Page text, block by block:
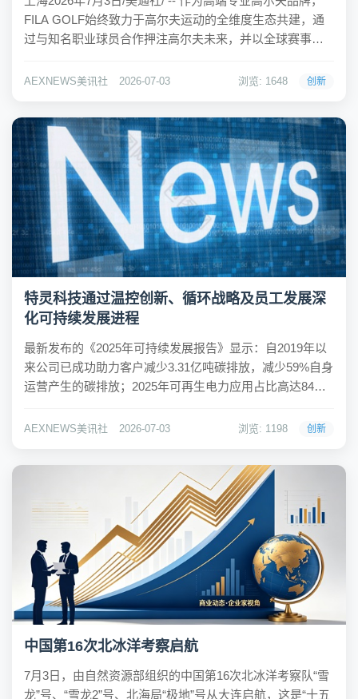
FILA GOLF始终致力于高尔夫运动的全维度生态共建，通
过与知名职业球员合作押注高尔夫未来，并以全球赛事夯
FILA GOLF已构建包括新晋品牌代言人殷若宁、高球宗师
AEXNEWS美讯社 2026-07-03 浏览: 1648 创新
特灵科技通过温控创新、循环战略及员工发展深
化可持续发展进程
最新发布的《2025年可持续发展报告》显示：自2019年以
来公司已成功助力客户减少3.31亿吨碳排放，减少59%自身
运营产生的碳排放；2025年可再生电力应用占比高达84%
技（纽交所代码：TT）持续推进面向建筑、工业和冷链领
AEXNEWS美讯社 2026-07-03 浏览: 1198 创新
中国第16次北冰洋考察启航
7月3日，由自然资源部组织的中国第16次北冰洋考察队“雪
龙”号、“雪龙2”号、北海局“极地”号从大连启航，这是“十五